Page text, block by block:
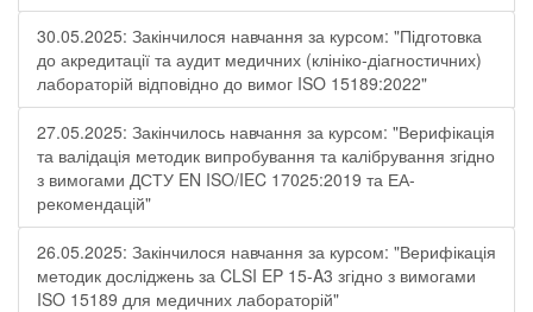
30.05.2025: Закінчилося навчання за курсом: "Підготовка
до акредитації та аудит медичних (клініко-діагностичних)
лабораторій відповідно до вимог ISO 15189:2022"
27.05.2025: Закінчилось навчання за курсом: "Верифікація
та валідація методик випробування та калібрування згідно
з вимогами ДСТУ EN ISO/IEC 17025:2019 та ЕА-
рекомендацій"
26.05.2025: Закінчилося навчання за курсом: "Верифікація
методик досліджень за CLSI EP 15-A3 згідно з вимогами
ISO 15189 для медичних лабораторій"